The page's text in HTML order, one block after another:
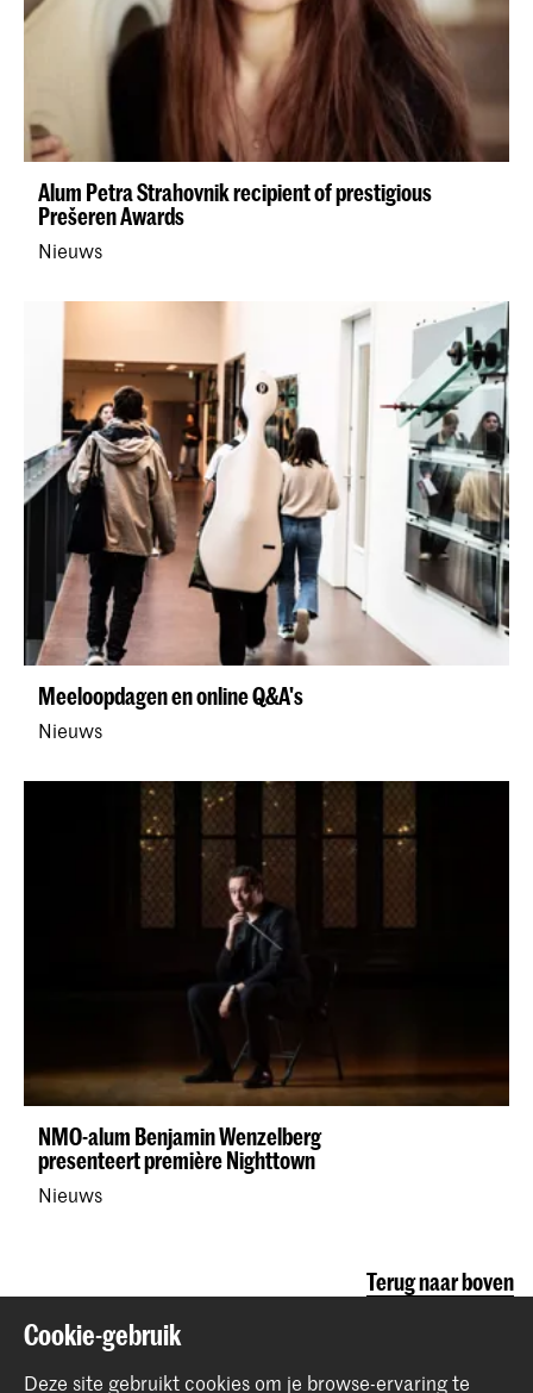
Alum Petra Strahovnik recipient of prestigious
Prešeren Awards
Nieuws
Meeloopdagen en online Q&A's
Nieuws
NMO-alum Benjamin Wenzelberg
presenteert première Nighttown
Nieuws
Terug naar boven
Contact
Cookie-gebruik
Deze site gebruikt cookies om je browse-ervaring te